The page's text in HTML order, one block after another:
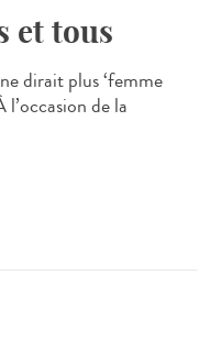
et tous
dirait plus ‘femme
l’occasion de la